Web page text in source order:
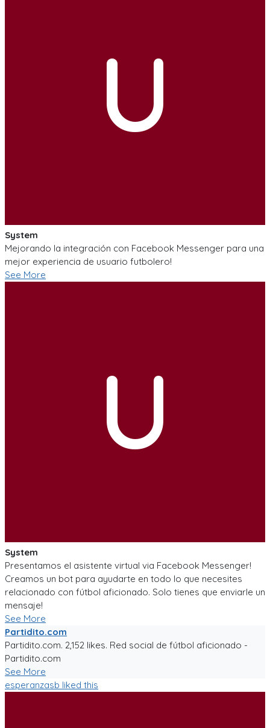
U
System
Mejorando la integración con Facebook Messenger para una
mejor experiencia de usuario futbolero!
See More
U
System
Presentamos el asistente virtual via Facebook Messenger!
Creamos un bot para ayudarte en todo lo que necesites
relacionado con fútbol aficionado. Solo tienes que enviarle un
mensaje!
See More
Partidito.com
Partidito.com. 2,152 likes. Red social de fútbol aficionado -
Partidito.com
See More
esperanzasb liked this